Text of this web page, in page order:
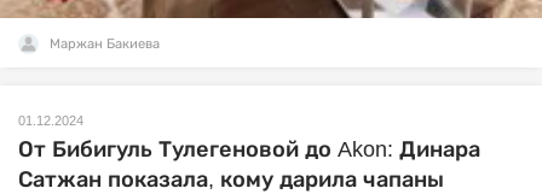
Маржан Бакиева
01.12.2024
От Бибигуль Тулегеновой до Akon: Динара
Сатжан показала, кому дарила чапаны